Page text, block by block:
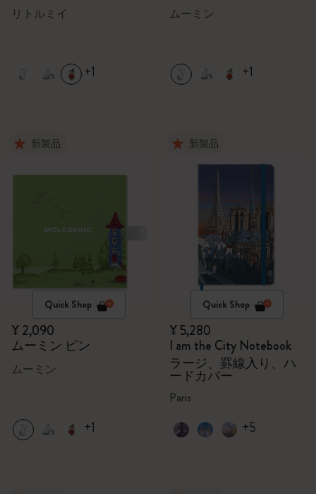
リトルミイ
+1
ムーミン
+1
新製品
Quick Shop
¥ 2,090
ムーミン ピン
ムーミン
+1
新製品
Quick Shop
¥ 5,280
I am the City Notebook
ラージ、罫線入り、ハ
ードカバー
Paris
+5